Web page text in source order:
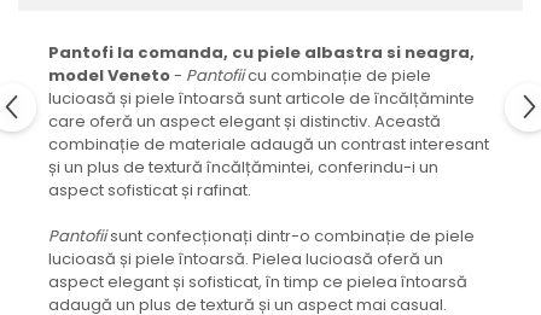
Pantofi la comanda, cu piele albastra si neagra,
model Veneto- Pantofiicu combinație de piele
lucioasă și piele întoarsă sunt articole de încălțăminte
care oferă un aspect elegant și distinctiv. Această
combinație de materiale adaugă un contrast interesant
și un plus de textură încălțămintei, conferindu-i un
aspect sofisticat și rafinat.
Pantofiisunt confecționați dintr-o combinație de piele
lucioasă și piele întoarsă. Pielea lucioasă oferă un
aspect elegant și sofisticat, în timp ce pielea întoarsă
adaugă un plus de textură și un aspect mai casual.